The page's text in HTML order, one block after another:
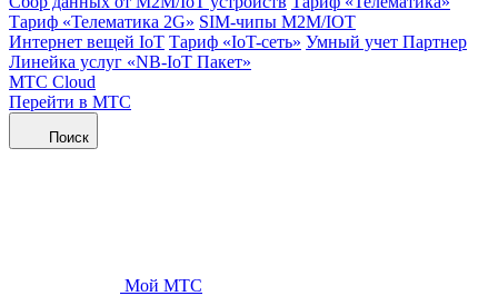
Тариф «Телематика 2G» SIM-чипы М2М/IOT
Интернет вещей IoT Тариф «IoT-сеть» Умный учет Партнер
Линейка услуг «NB-IoT Пакет»
МТС Cloud
Перейти в МТС
Поиск
Мой МТС